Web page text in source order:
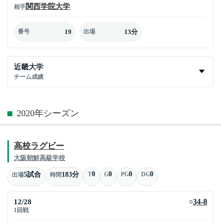
相手関西学院大学
番号 19 出場 13分
近畿大学
チーム成績
2020年シーズン
高校ラグビー
大阪朝鮮高級学校
出場5試合 時間183分 T0 G0 PG0 DG0
12/28
1回戦
○34-8